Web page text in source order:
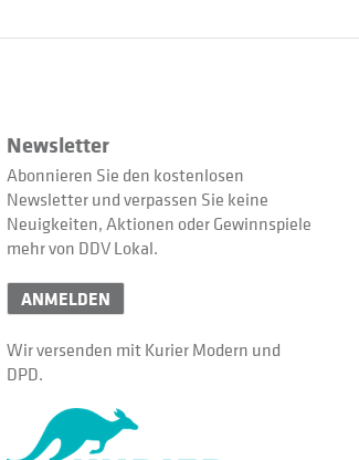
Newsletter
Abonnieren Sie den kostenlosen
Newsletter und verpassen Sie keine
Neuigkeiten, Aktionen oder Gewinnspiele
mehr von DDV Lokal.
ANMELDEN
Wir versenden mit Kurier Modern und
DPD.